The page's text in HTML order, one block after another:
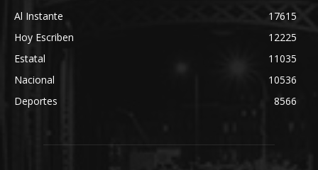
Al Instante
17615
Hoy Escriben
12225
Estatal
11035
Nacional
10536
Deportes
8566